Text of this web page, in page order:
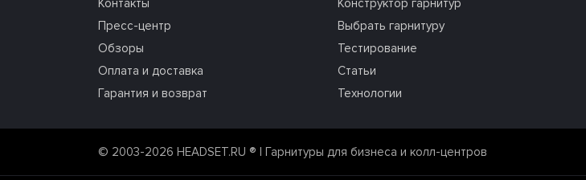
Контакты
Пресс-центр
Обзоры
Оплата и доставка
Гарантия и возврат
Конструктор гарнитур
Выбрать гарнитуру
Тестирование
Статьи
Технологии
© 2003-2026 HEADSET.RU ® | Гарнитуры для бизнеса и колл-центров